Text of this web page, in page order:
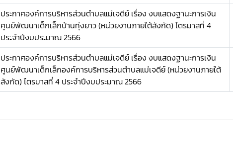
ประกาศองค์การบริหารส่วนตำบลแม่เจดีย์ เรื่อง งบแสดงฐานะการเงิน
ศูนย์พัฒนาเด็กเล็กบ้านทุ่งยาว (หน่วยงานภายใต้สังกัด) ไตรมาสที่ 4
ประจำปีงบประมาณ 2566
ประกาศองค์การบริหารส่วนตำบลแม่เจดีย์ เรื่อง งบแสดงฐานะการเงิน
ศูนย์พัฒนาเด็กเล็กองค์การบริหารส่วนตำบลแม่เจดีย์ (หน่วยงานภายใต้
สังกัด) ไตรมาสที่ 4 ประจำปีงบประมาณ 2566